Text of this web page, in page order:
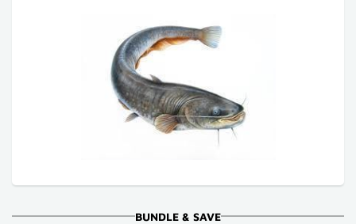
BUNDLE & SAVE